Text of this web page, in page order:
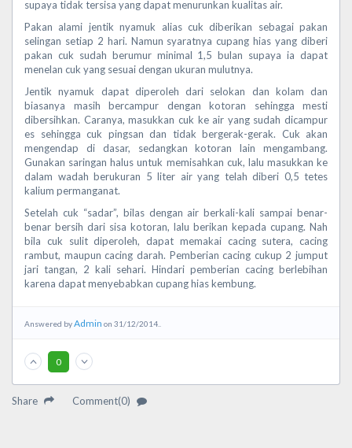
supaya tidak tersisa yang dapat menurunkan kualitas air.
Pakan alami jentik nyamuk alias cuk diberikan sebagai pakan
selingan setiap 2 hari. Namun syaratnya cupang hias yang diberi
pakan cuk sudah berumur minimal 1,5 bulan supaya ia dapat
menelan cuk yang sesuai dengan ukuran mulutnya.
Jentik nyamuk dapat diperoleh dari selokan dan kolam dan
biasanya masih bercampur dengan kotoran sehingga mesti
dibersihkan. Caranya, masukkan cuk ke air yang sudah dicampur
es sehingga cuk pingsan dan tidak bergerak-gerak. Cuk akan
mengendap di dasar, sedangkan kotoran lain mengambang.
Gunakan saringan halus untuk memisahkan cuk, lalu masukkan ke
dalam wadah berukuran 5 liter air yang telah diberi 0,5 tetes
kalium permanganat.
Setelah cuk “sadar”, bilas dengan air berkali-kali sampai benar-
benar bersih dari sisa kotoran, lalu berikan kepada cupang. Nah
bila cuk sulit diperoleh, dapat memakai cacing sutera, cacing
rambut, maupun cacing darah. Pemberian cacing cukup 2 jumput
jari tangan, 2 kali sehari. Hindari pemberian cacing berlebihan
karena dapat menyebabkan cupang hias kembung.
Answered byAdmin on 31/12/2014..
0
Share Comment(0)